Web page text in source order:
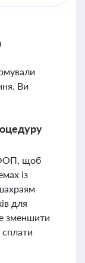
Ви
ФОП, щоб
із
для
зменшити
сплати